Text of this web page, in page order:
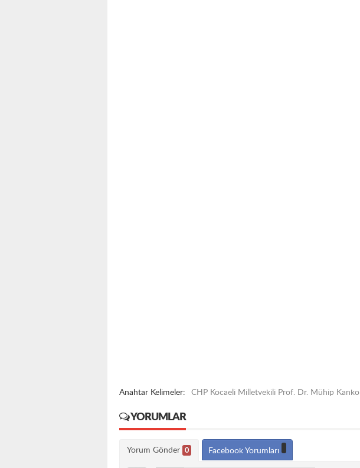
Anahtar Kelimeler: CHP Kocaeli Milletvekili Prof. Dr. Mühip Kanko
YORUMLAR
Yorum Gönder 0 Facebook Yorumları